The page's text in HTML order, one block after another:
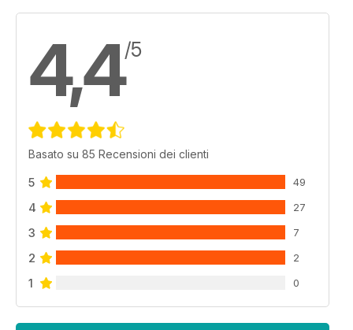
4,4/5
Basato su 85 Recensioni dei clienti
5 49
4 27
3 7
2 2
1 0